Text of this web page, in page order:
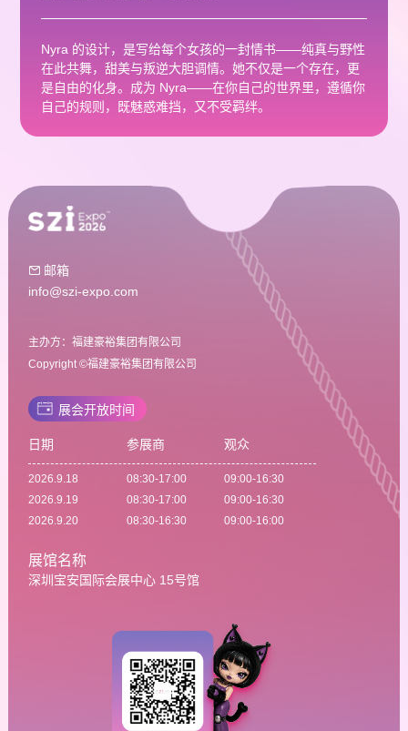
Nyra 的设计，是写给每个女孩的一封情书——纯真与野性
在此共舞，甜美与叛逆大胆调情。她不仅是一个存在，更
是自由的化身。成为 Nyra——在你自己的世界里，遵循你
自己的规则，既魅惑难挡，又不受羁绊。
 邮箱
info@szi-expo.com
主办方：福建豪裕集团有限公司
Copyright ©福建豪裕集团有限公司
展会开放时间
日期 参展商 观众
2026.9.18 08:30-17:00
09:00-16:30
2026.9.19
08:30-17:00
09:00-16:30
2026.9.20
08:30-16:30 09:00-16:00
展馆名称
深圳宝安国际会展中心 15号馆